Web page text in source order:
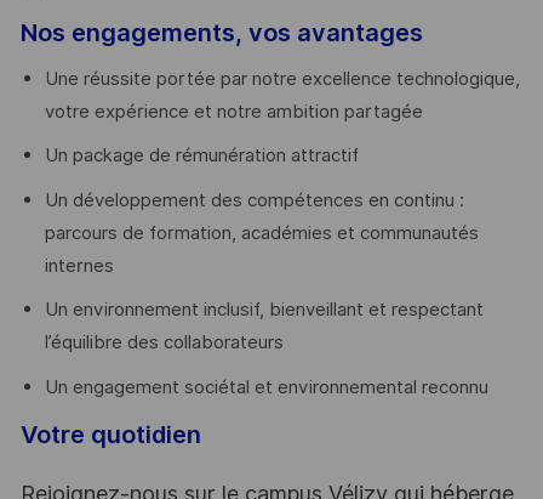
Nos engagements, vos avantages
Une réussite portée par notre excellence technologique,
votre expérience et notre ambition partagée
Un package de rémunération attractif
Un développement des compétences en continu :
parcours de formation, académies et communautés
internes
Un environnement inclusif, bienveillant et respectant
l’équilibre des collaborateurs
Un engagement sociétal et environnemental reconnu
Votre quotidien
Rejoignez-nous sur le campus Vélizy qui héberge